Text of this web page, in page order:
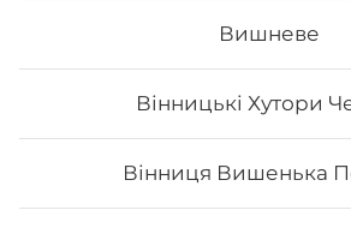
Вишневе
Вінницькі Хутори
Вінниця Вишенька
Каліфорнія з лососем в
Вага: 255 г Склад: норі, рис, огірок,